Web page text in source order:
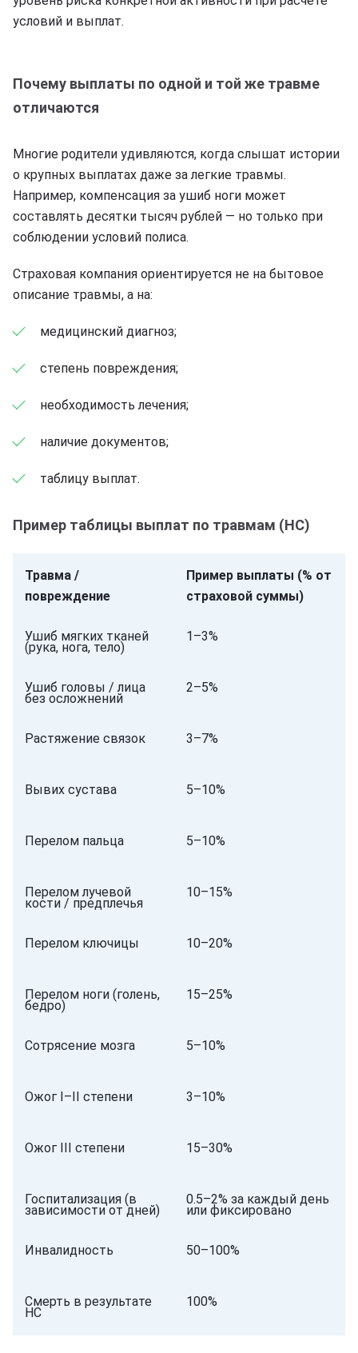
условий и выплат.
Почему выплаты по одной и той же травме
отличаются
Многие родители удивляются, когда слышат истории
о крупных выплатах даже за легкие травмы.
Например, компенсация за ушиб ноги может
составлять десятки тысяч рублей — но только при
соблюдении условий полиса.
Страховая компания ориентируется не на бытовое
описание травмы, а на:
медицинский диагноз;
степень повреждения;
необходимость лечения;
наличие документов;
таблицу выплат.
Пример таблицы выплат по травмам (НС)
Травма /
повреждение
Пример выплаты (% от
страховой суммы)
Ушиб мягких тканей
(рука, нога, тело)
1–3%
Ушиб головы / лица
без осложнений
2–5%
Растяжение связок 3–7%
Вывих сустава 5–10%
Перелом пальца 5–10%
Перелом лучевой
кости / предплечья
10–15%
Перелом ключицы 10–20%
Перелом ноги (голень,
бедро)
15–25%
Сотрясение мозга 5–10%
Ожог I–II степени 3–10%
Ожог III степени 15–30%
Госпитализация (в
зависимости от дней)
0.5–2% за каждый день
или фиксировано
Инвалидность 50–100%
Смерть в результате
НС
100%